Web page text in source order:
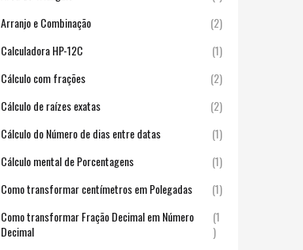
Arranjo e Combinação
(2)
Calculadora HP-12C
(1)
Cálculo com frações
(2)
Cálculo de raízes exatas
(2)
Cálculo do Número de dias entre datas
(1)
Cálculo mental de Porcentagens
(1)
Como transformar centímetros em Polegadas
(1)
Como transformar Fração Decimal em Número
Decimal
(1
)